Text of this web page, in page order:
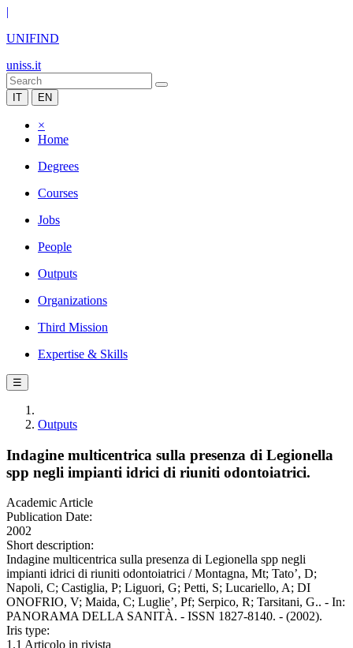
|
UNIFIND
uniss.it
IT EN
×
Home
Degrees
Courses
Jobs
People
Outputs
Organizations
Third Mission
Expertise & Skills
☰
Outputs
Indagine multicentrica sulla presenza di Legionella
spp negli impianti idrici di riuniti odontoiatrici.
Academic Article
Publication Date:
2002
Short description:
Indagine multicentrica sulla presenza di Legionella spp negli
impianti idrici di riuniti odontoiatrici / Montagna, Mt; Tato’, D;
Napoli, C; Castiglia, P; Liguori, G; Petti, S; Lucariello, A; DI
ONOFRIO, V; Maida, C; Luglie’, Pf; Serpico, R; Tarsitani, G.. - In:
PANORAMA DELLA SANITÀ. - ISSN 1827-8140. - (2002).
Iris type:
1.1 Articolo in rivista